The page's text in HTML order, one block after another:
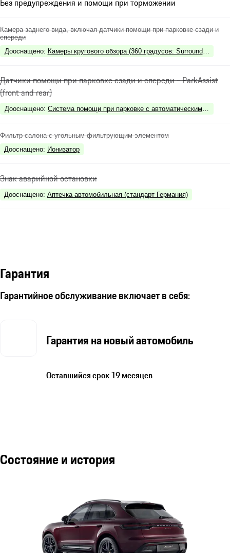
Без предупреждения и помощи при торможении
Камера заднего вида, включая датчики помощи при парковке сзади и
спереди
Дооснащено: Камеры кругового обзора (360 градусов: Surround
Датчики помощи при парковке сзади и спереди - ParkAssist
(front and rear)
Дооснащено: Система помощи при парковке с автоматическим
Фильтр салона с угольным фильтрующим элементом
Дооснащено: Ионизатор
Знак аварийной остановки
Дооснащено: Аптечка автомобильная (стандарт Германия)
Гарантия
Гарантийное обслуживание включает в себя:
Гарантия на новый автомобиль
Оставшийся срок 19 месяцев
Состояние и история